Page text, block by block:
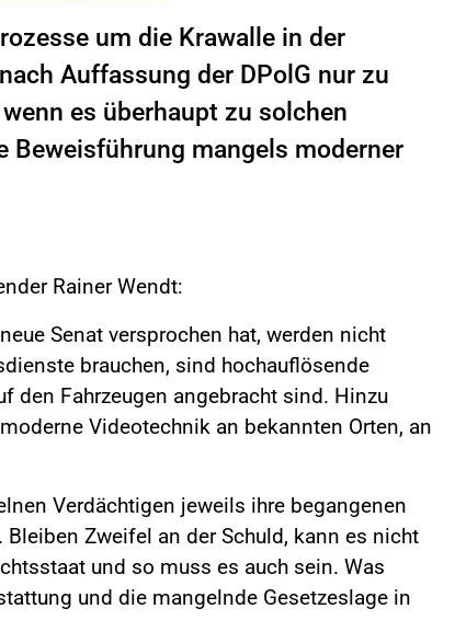
um die Krawalle in der
Auffassung der DPolG nur zu
es überhaupt zu solchen
mangels moderner
Rainer Wendt:
Senat versprochen hat, werden nicht
brauchen, sind hochauflösende
den Fahrzeugen angebracht sind. Hinzu
Videotechnik an bekannten Orten, an
Verdächtigen jeweils ihre begangenen
Zweifel an der Schuld, kann es nicht
und so muss es auch sein. Was
und die mangelnde Gesetzeslage in